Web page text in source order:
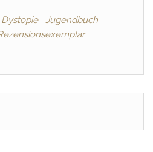
Dystopie
Jugendbuch